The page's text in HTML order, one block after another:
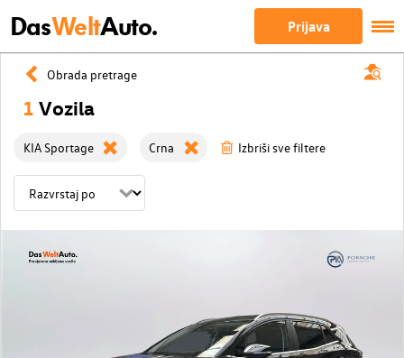
DasWeltAuto. Prijava
Obrada pretrage
1 Vozila
KIA Sportage Crna Izbriši sve filtere